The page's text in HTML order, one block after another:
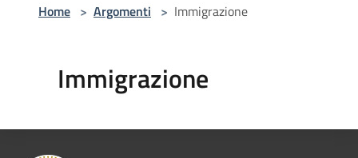
Home > Argomenti > Immigrazione
Immigrazione